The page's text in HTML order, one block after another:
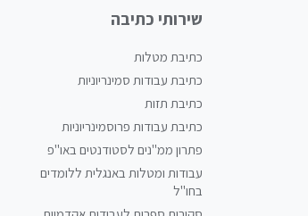
שירותי כתיבה
כתיבת מטלות
כתיבת עבודות סמינריוניות
כתיבת תזות
כתיבת עבודות פרוסמינריוניות
פתרון ממ"נים לסטודנטים באו"פ
עבודות ומטלות באנגלית ללומדים
בחו"ל